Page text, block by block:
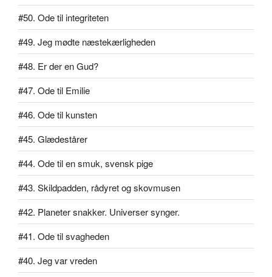
#50. Ode til integriteten
#49. Jeg mødte næstekærligheden
#48. Er der en Gud?
#47. Ode til Emilie
#46. Ode til kunsten
#45. Glædestårer
#44. Ode til en smuk, svensk pige
#43. Skildpadden, rådyret og skovmusen
#42. Planeter snakker. Universer synger.
#41. Ode til svagheden
#40. Jeg var vreden